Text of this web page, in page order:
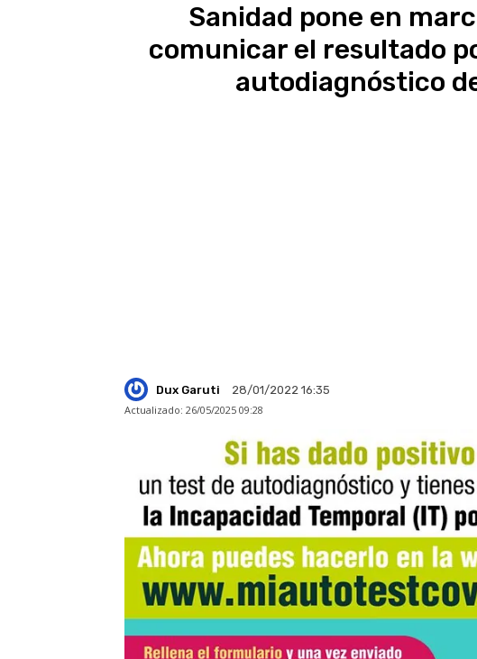
Sanidad pone en
comunicar el resultado
autodiagnóstico
Dux Garuti
28/01/2022 16:35
Actualizado: 26/05/2025 09:28